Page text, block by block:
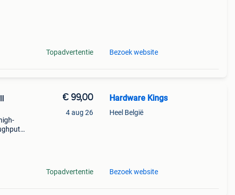
Topadvertentie Bezoek website
€ 99,00
4 aug 26
Topadvertentie
Hardware Kings
Heel België
Bezoek website